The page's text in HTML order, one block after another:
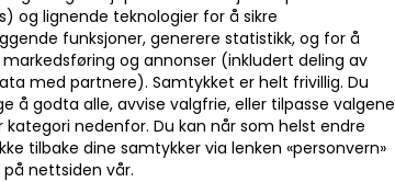
for et gjennomført uttrykk.
og lignende teknologier for å sikre
funksjoner, generere statistikk, og for å
markedsføring og annonser (inkludert deling av
med partnere). Samtykket er helt frivillig. Du
å godta alle, avvise valgfrie, eller tilpasse valgene
kategori nedenfor. Du kan når som helst endre
tilbake dine samtykker via lenken «personvern»
nettsiden vår.